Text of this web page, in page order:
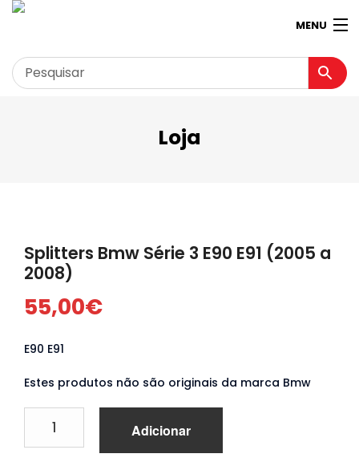
MENU
Garagem
Loja Virtual 360º
Loja
Splitters Bmw Série 3 E90 E91 (2005 a
2008)
55,00€
E90 E91
Estes produtos não são originais da marca Bmw
Splitters
Adicionar